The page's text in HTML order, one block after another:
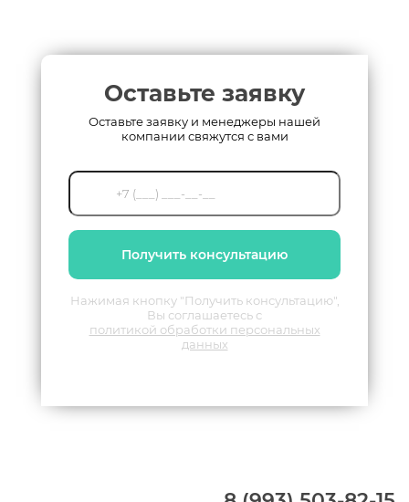
Оставьте заявку
Оставьте заявку и менеджеры нашей
компании свяжутся с вами
Получить консультацию
Нажимая кнопку "Получить консультацию",
Вы соглашаетесь с
политикой обработки персональных
данных